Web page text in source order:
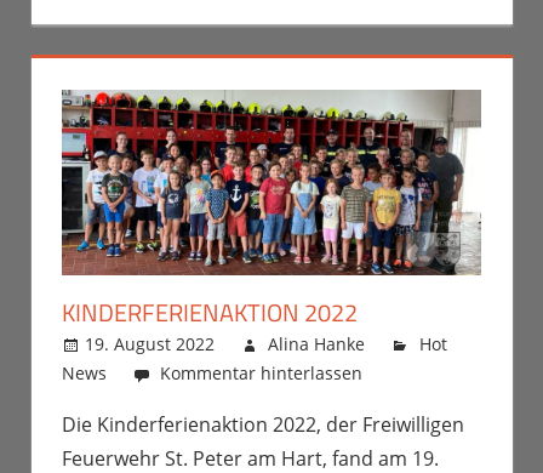
KINDERFERIENAKTION 2022
19. August 2022 Alina Hanke
Hot
News
Kommentar hinterlassen
Die Kinderferienaktion 2022, der Freiwilligen
Feuerwehr St. Peter am Hart, fand am 19.